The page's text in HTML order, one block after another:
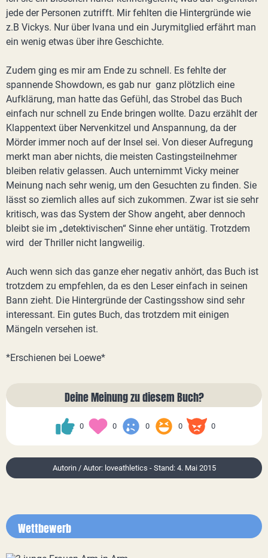
jede der Personen zutrifft. Mir fehlten die Hintergründe wie
z.B Vickys. Nur über Ivana und ein Jurymitglied erfährt man
ein wenig etwas über ihre Geschichte.
Zudem ging es mir am Ende zu schnell. Es fehlte der
spannende Showdown, es gab nur ganz plötzlich eine
Aufklärung, man hatte das Gefühl, das Strobel das Buch
einfach nur schnell zu Ende bringen wollte. Dazu erzählt der
Klappentext über Nervenkitzel und Anspannung, da der
Mörder immer noch auf der Insel sei. Von dieser Aufregung
merkt man aber nichts, die meisten Castingsteilnehmer
bleiben relativ gelassen. Auch unternimmt Vicky meiner
Meinung nach sehr wenig, um den Gesuchten zu finden. Sie
lässt so ziemlich alles auf sich zukommen. Zwar ist sie sehr
kritisch, was das System der Show angeht, aber dennoch
bleibt sie im „detektivischen“ Sinne eher untätig. Trotzdem
wird der Thriller nicht langweilig.
Auch wenn sich das ganze eher negativ anhört, das Buch ist
trotzdem zu empfehlen, da es den Leser einfach in seinen
Bann zieht. Die Hintergründe der Castingsshow sind sehr
interessant. Ein gutes Buch, das trotzdem mit einigen
Mängeln versehen ist.
*Erschienen bei Loewe*
Deine Meinung zu diesem Buch?
0 0 0 0 0
Autorin / Autor: loveathletics - Stand: 4. Mai 2015
Wettbewerb